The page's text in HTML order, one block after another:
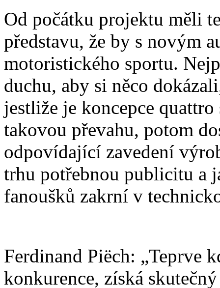
Od počátku projektu měli
představu, že by s novým
motoristického sportu.
duchu, aby si něco
jestliže je koncepce
takovou převahu, potom
odpovídající zavedení
trhu potřebnou publicitu a
fanoušků zakrní v
Ferdinand Piëch: „Teprve
konkurence, získá